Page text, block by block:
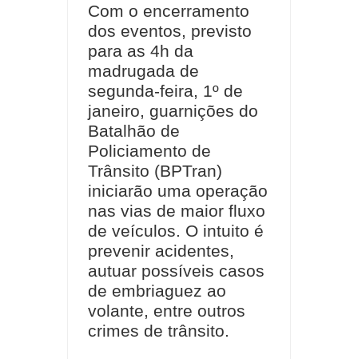
Com o encerramento
dos eventos, previsto
para as 4h da
madrugada de
segunda-feira, 1º de
janeiro, guarnições do
Batalhão de
Policiamento de
Trânsito (BPTran)
iniciarão uma operação
nas vias de maior fluxo
de veículos. O intuito é
prevenir acidentes,
autuar possíveis casos
de embriaguez ao
volante, entre outros
crimes de trânsito.